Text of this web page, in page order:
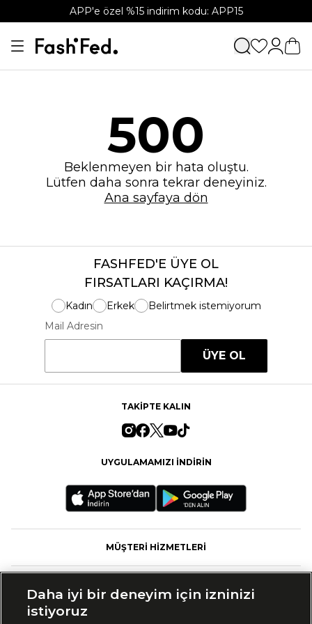
APP'e özel %15 indirim kodu: APP15
500
Beklenmeyen bir hata oluştu.
Lütfen daha sonra tekrar deneyiniz.
Ana sayfaya dön
FASHFED'E ÜYE OL
FIRSATLARI KAÇIRMA!
Kadın Erkek
Belirtmek istemiyorum
Mail Adresin
ÜYE OL
TAKİPTE KALIN
UYGULAMAMIZI İNDİRİN
MÜŞTERİ HİZMETLERİ
Daha iyi bir deneyim için izninizi
istiyoruz